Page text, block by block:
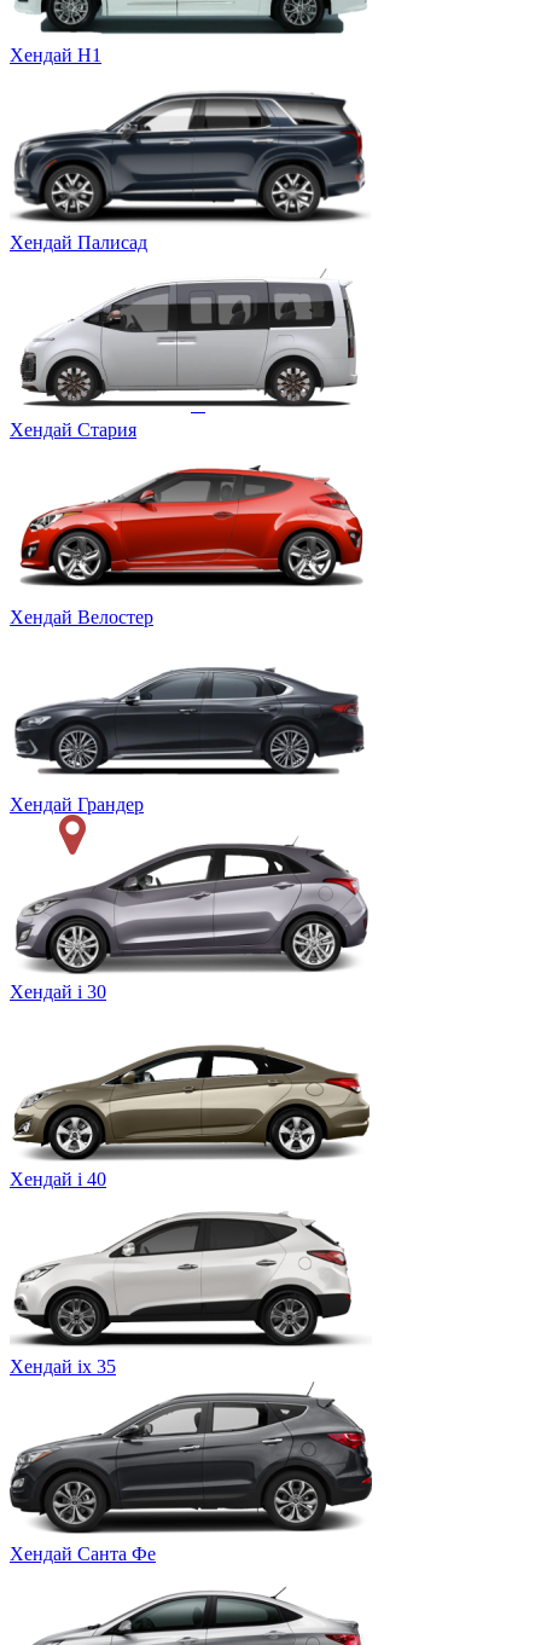
Хендай Н1
Хендай Палисад
Хендай Стария
Хендай Велостер
Хендай Грандер
Хендай i 30
Хендай i 40
Хендай ix 35
Хендай Санта Фе